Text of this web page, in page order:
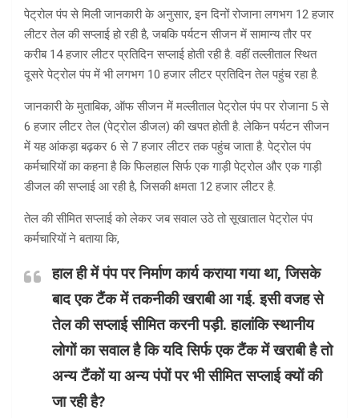
पेट्रोल पंप से मिली जानकारी के अनुसार, इन दिनों रोजाना लगभग 12 हजार
लीटर तेल की सप्लाई हो रही है, जबकि पर्यटन सीजन में सामान्य तौर पर
करीब 14 हजार लीटर प्रतिदिन सप्लाई होती रही है. वहीं तल्लीताल स्थित
दूसरे पेट्रोल पंप में भी लगभग 10 हजार लीटर प्रतिदिन तेल पहुंच रहा है.
जानकारी के मुताबिक, ऑफ सीजन में मल्लीताल पेट्रोल पंप पर रोजाना 5 से
6 हजार लीटर तेल (पेट्रोल डीजल) की खपत होती है. लेकिन पर्यटन सीजन
में यह आंकड़ा बढ़कर 6 से 7 हजार लीटर तक पहुंच जाता है. पेट्रोल पंप
कर्मचारियों का कहना है कि फिलहाल सिर्फ एक गाड़ी पेट्रोल और एक गाड़ी
डीजल की सप्लाई आ रही है, जिसकी क्षमता 12 हजार लीटर है.
तेल की सीमित सप्लाई को लेकर जब सवाल उठे तो सूखाताल पेट्रोल पंप
कर्मचारियों ने बताया कि,
हाल ही में पंप पर निर्माण कार्य कराया गया था, जिसके
बाद एक टैंक में तकनीकी खराबी आ गई. इसी वजह से
तेल की सप्लाई सीमित करनी पड़ी. हालांकि स्थानीय
लोगों का सवाल है कि यदि सिर्फ एक टैंक में खराबी है तो
अन्य टैंकों या अन्य पंपों पर भी सीमित सप्लाई क्यों की
जा रही है?